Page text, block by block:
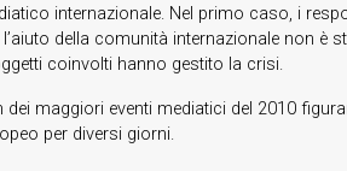
internazionale. Nel primo caso, i
della comunità internazionale non è
coinvolti hanno gestito la crisi.
dei maggiori eventi mediatici del 2010
per diversi giorni.